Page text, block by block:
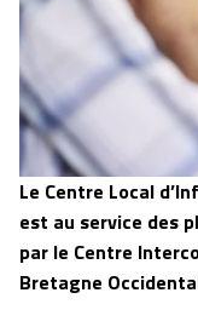
Le Centre Local
est au service des
par le Centre
Bretagne